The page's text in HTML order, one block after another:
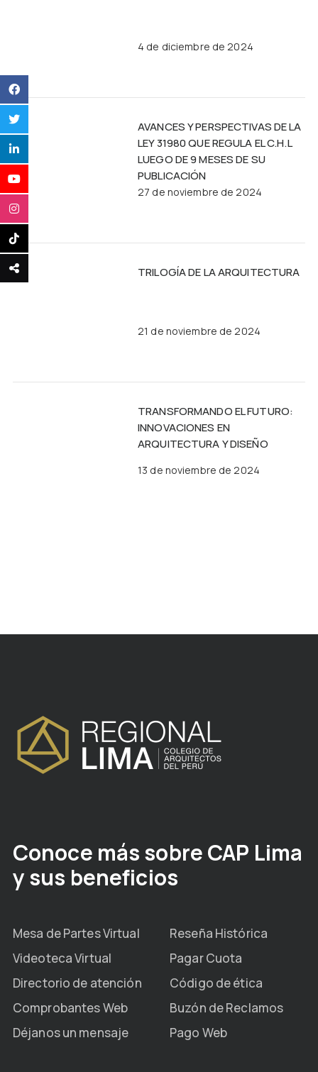
4 de diciembre de 2024
AVANCES Y PERSPECTIVAS DE LA
LEY 31980 QUE REGULA EL C.H.L
LUEGO DE 9 MESES DE SU
PUBLICACIÓN
27 de noviembre de 2024
TRILOGÍA DE LA ARQUITECTURA
21 de noviembre de 2024
TRANSFORMANDO EL FUTURO:
INNOVACIONES EN
ARQUITECTURA Y DISEÑO
13 de noviembre de 2024
Conoce más sobre CAP Lima
y sus beneficios
Mesa de Partes Virtual
Reseña Histórica
Videoteca Virtual
Pagar Cuota
Directorio de atención
Código de ética
Comprobantes Web
Buzón de Reclamos
Déjanos un mensaje
Pago Web